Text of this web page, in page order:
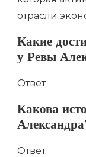
отрасли
Какие
у Ревы
Ответ
Какова
Ответ